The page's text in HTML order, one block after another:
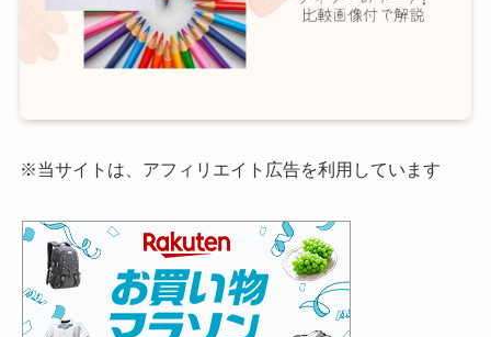
※当サイトは、アフィリエイト広告を利用しています